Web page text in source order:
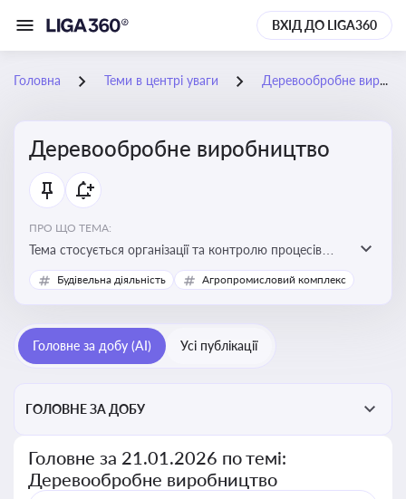
ВХІД ДО LIGA360
Головна Теми в центрі уваги Деревообробне виробництво
Деревообробне виробництво
ПРО ЩО ТЕМА:
Тема стосується організації та контролю процесів
переробки деревини, дотримання технічних
стандартів, екологічних вимог і безпеки праці на
Будівельна діяльність Агропромисловий комплекс
Головне за добу (AI) Усі публікації
ГОЛОВНЕ ЗА ДОБУ
Головне за 21.01.2026 по темі:
Деревообробне виробництво